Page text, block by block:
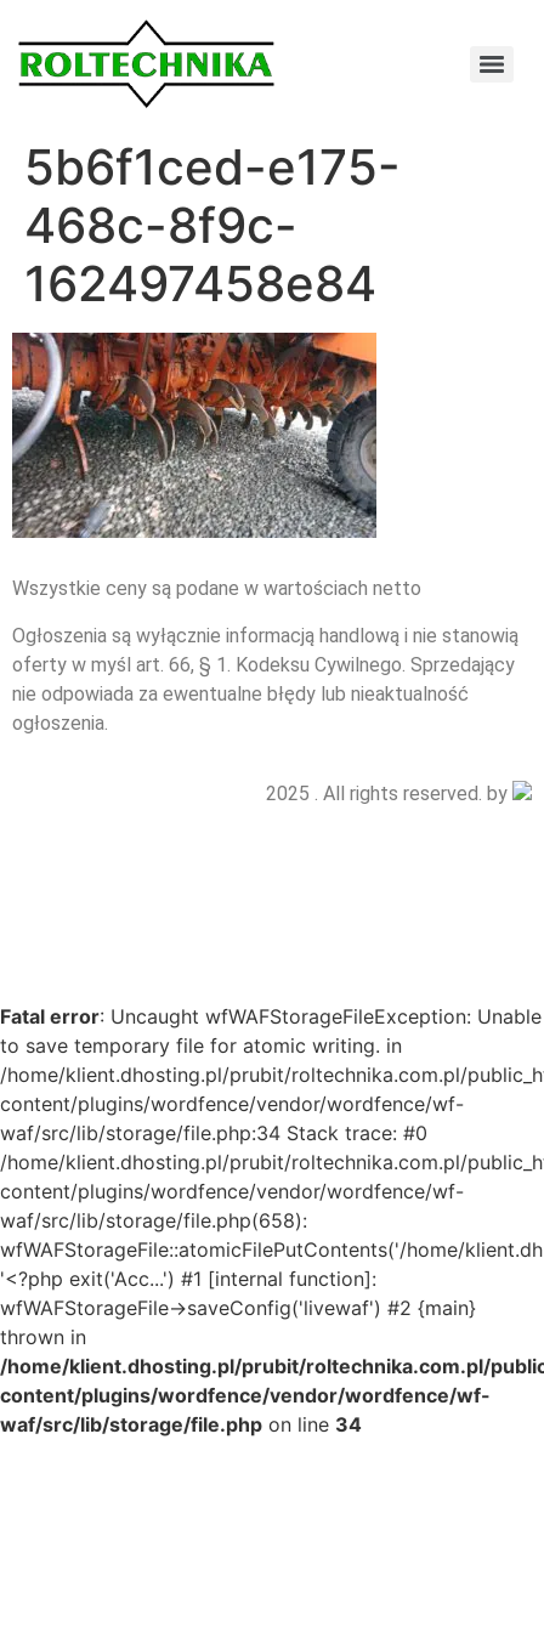
5b6f1ced-e175-
468c-8f9c-
162497458e84
Wszystkie ceny są podane w wartościach netto
Ogłoszenia są wyłącznie informacją handlową i nie stanowią
oferty w myśl art. 66, § 1. Kodeksu Cywilnego. Sprzedający
nie odpowiada za ewentualne błędy lub nieaktualność
ogłoszenia.
2025 . All rights reserved. by
Fatal error: Uncaught wfWAFStorageFileException: Unable
to save temporary file for atomic writing. in
/home/klient.dhosting.pl/prubit/roltechnika.com.pl/
content/plugins/wordfence/vendor/wordfence/wf-
waf/src/lib/storage/file.php:34 Stack trace: #0
/home/klient.dhosting.pl/prubit/roltechnika.com.pl/
content/plugins/wordfence/vendor/wordfence/wf-
waf/src/lib/storage/file.php(658):
wfWAFStorageFile::atomicFilePutContents('/home/
'<?php exit('Acc...') #1 [internal function]:
wfWAFStorageFile->saveConfig('livewaf') #2 {main}
thrown in
/home/klient.dhosting.pl/prubit/roltechnika.com.pl/
content/plugins/wordfence/vendor/wordfence/wf-
waf/src/lib/storage/file.php on line 34